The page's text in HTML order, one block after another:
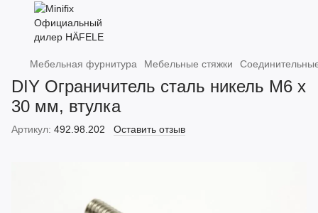
Мебельная фурнитура Мебельные стяжки
DIY Ограничитель сталь никель M6 x
30 мм, втулка
Артикул: 492.98.202 Оставить отзыв